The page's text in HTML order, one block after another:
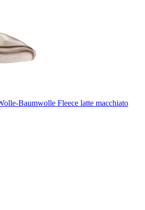
Baumwolle Fleece latte macchiato